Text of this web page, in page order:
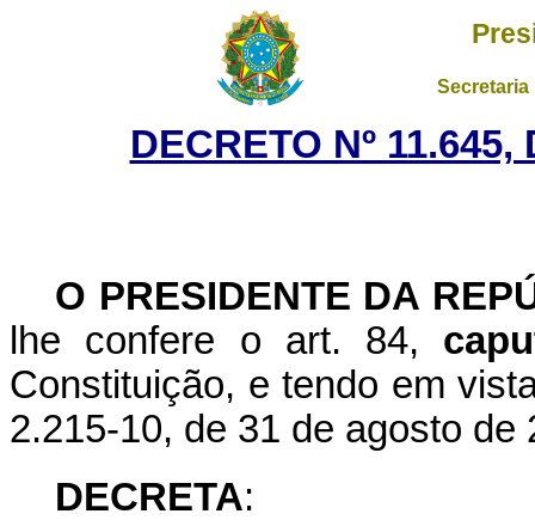
DECRETO Nº
O PRESIDENTE DA
lhe confere o art. 84,
Constituição, e tendo em
2.215-10, de 31 de agosto de
DECRETA: